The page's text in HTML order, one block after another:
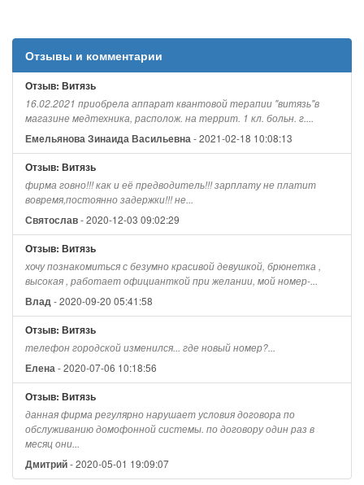
Отзывы и комментарии
Отзыв: Витязь
16.02.2021 приобрела аппарат квантовой терапии "витязь"в
магазине медтехника, располож. на террит. 1 кл. больн. г....
Емельянова Зинаида Васильевна- 2021-02-18 10:08:13
Отзыв: Витязь
фирма говно!!! как и её предводитель!!! зарплату не платит
вовремя,постоянно задержки!!! не...
Святослав- 2020-12-03 09:02:29
Отзыв: Витязь
хочу познакомиться с безумно красивой девушкой, брюнетка ,
высокая , работает официанткой при желании, мой номер-...
Влад- 2020-09-20 05:41:58
Отзыв: Витязь
телефон городской изменился... где новый номер?...
Елена- 2020-07-06 10:18:56
Отзыв: Витязь
данная фирма регулярно нарушает условия договора по
обслуживанию домофонной системы. по договору один раз в
месяц они...
Дмитрий- 2020-05-01 19:09:07